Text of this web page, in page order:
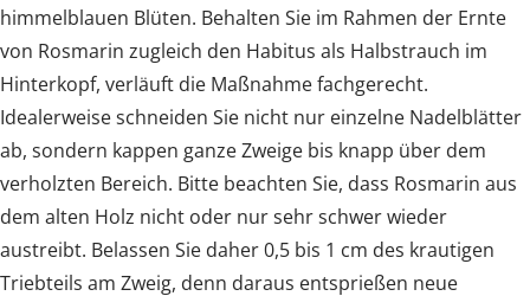
himmelblauen Blüten. Behalten Sie im Rahmen der Ernte
von Rosmarin zugleich den Habitus als Halbstrauch im
Hinterkopf, verläuft die Maßnahme fachgerecht.
Idealerweise schneiden Sie nicht nur einzelne Nadelblätter
ab, sondern kappen ganze Zweige bis knapp über dem
verholzten Bereich. Bitte beachten Sie, dass Rosmarin aus
dem alten Holz nicht oder nur sehr schwer wieder
austreibt. Belassen Sie daher 0,5 bis 1 cm des krautigen
Triebteils am Zweig, denn daraus entsprießen neue